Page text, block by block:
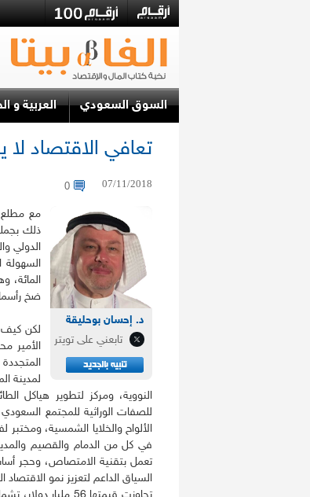
السوق السعودي العربية و
تعافي الاقتصاد
07/11/2018
0
د. إحسان بوحليقة
تابعني على تويتر
مع مطلع
ذلك
الدولي
المائة،
ضخ
لكن كيف
الأمير
لمدينة
النووية، ومركز لتطوير هياكل
للصفات الوراثية للمجتمع
الألواح والخلايا الشمسية،
في كل من الدمام والقصيم
تعمل بتقنية الامتصاص، وحجر
السياق الداعم لتعزيز نمو